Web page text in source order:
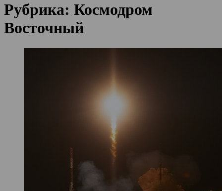
Рубрика: Космодром
Восточный